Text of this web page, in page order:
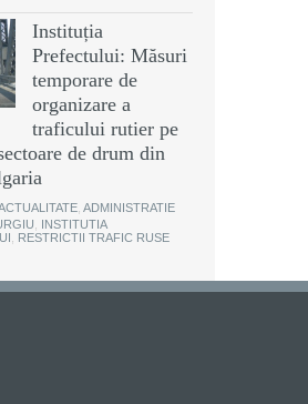
Instituția
Prefectului: Măsuri
temporare de
organizare a
traficului rutier pe
de drum din
ADMINISTRATIE
INSTITUTIA
RESTRICTII TRAFIC RUSE